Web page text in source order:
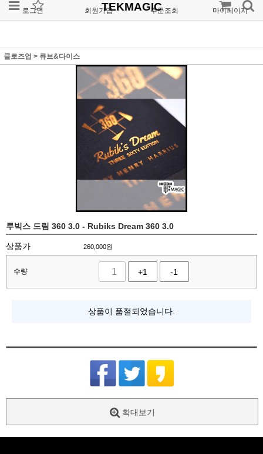
로그인 회원가입 주문조회 마이페이지
TEKMAGIC
클로즈업 > 큐브&다이스
루빅스 드림 360 3.0 - Rubiks Dream 360 3.0
상품가 260,000원
수량 +1 -1
상품이 품절되었습니다.
확대보기